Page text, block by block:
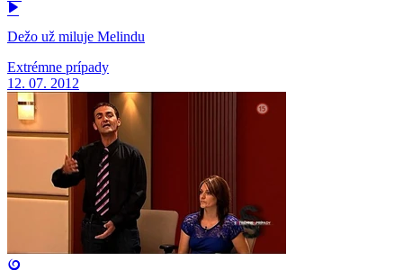
Dežo už miluje Melindu
Extrémne prípady
12. 07. 2012